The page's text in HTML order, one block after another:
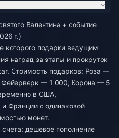
Валентина + событие
г.)
которого подарки ведущим
наград за этапы и прокруток
Стоимость подарков: Роза —
— 1 000, Корона — 5
в США,
и Франции с одинаковой
монет.
дешевое пополнение